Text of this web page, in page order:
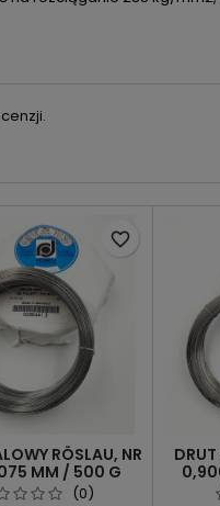
RÖSLAU, NR
MM / 500 G
(0)
favorite_border